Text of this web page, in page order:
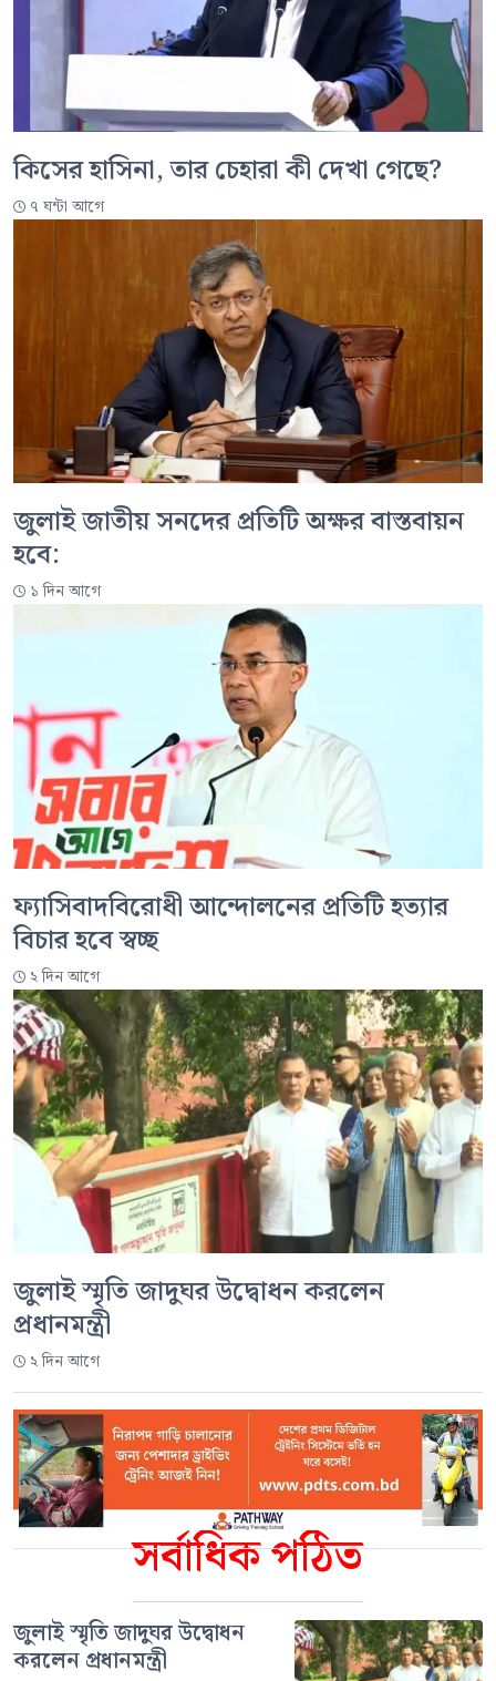
সর্বাধিক পঠিত
জুলাই স্মৃতি জাদুঘর উদ্বোধন
করলেন প্রধানমন্ত্রী
কিসের হাসিনা, তার চেহারা কী দেখা গেছে?
৭ ঘন্টা আগে
জুলাই জাতীয় সনদের প্রতিটি অক্ষর বাস্তবায়ন
হবে:
১ দিন আগে
ফ্যাসিবাদবিরোধী আন্দোলনের প্রতিটি হত্যার
বিচার হবে স্বচ্ছ
২ দিন আগে
জুলাই স্মৃতি জাদুঘর উদ্বোধন করলেন
প্রধানমন্ত্রী
২ দিন আগে